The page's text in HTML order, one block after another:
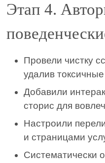
Этап 4.
Провели чистку
удалив
Добавили
сторис для
Настроили
и страницами
Систематически